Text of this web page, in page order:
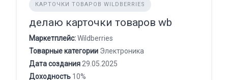
КАРТОЧКИ ТОВАРОВ WILDBERRIES
делаю карточки товаров wb
Маркетплейс:Wildberries
Товарные категории Электроника
Дата создания 29.05.2025
Доходность 10%